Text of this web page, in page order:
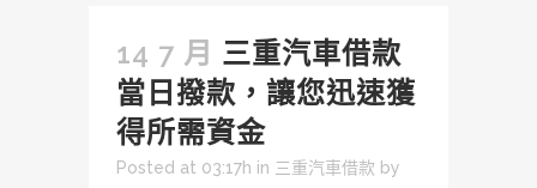
14 7 月 三重汽車借款
當日撥款，讓您迅速獲
得所需資金
Posted at 03:17h in 三重汽車借款 by